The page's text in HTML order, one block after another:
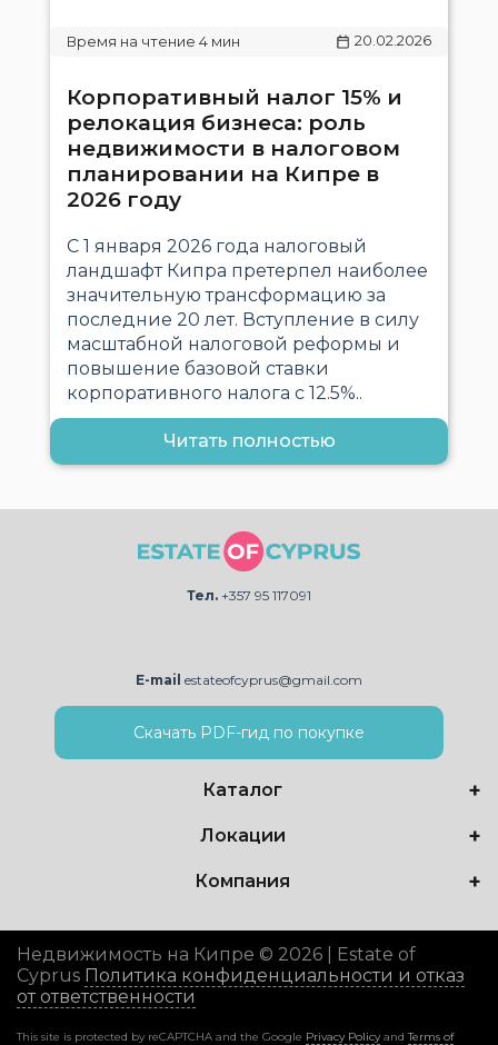
20.02.2026
Корпоративный налог 15% и
релокация бизнеса: роль
недвижимости в налоговом
планировании на Кипре в
2026 году
С 1 января 2026 года налоговый
ландшафт Кипра претерпел наиболее
значительную трансформацию за
последние 20 лет. Вступление в силу
масштабной налоговой реформы и
повышение базовой ставки
корпоративного налога с 12.5%..
Читать полностью
Тел. +357 95 117091
E-mail estateofcyprus@gmail.com
Скачать PDF-гид по покупке
Каталог
Локации
Компания
Недвижимость на Кипре © 2026 | Estate of
Cyprus Политика конфиденциальности и отказ
от ответственности
This site is protected by reCAPTCHA and the Google Privacy PolicyandTerms of